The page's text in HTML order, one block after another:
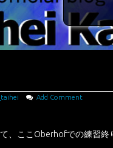
Add Comment
、ここOberhofでの練習終